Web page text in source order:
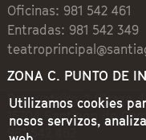
Oficinas: 981 542 461
Entradas: 981 542 349
ZONA C. PUNTO DE
Preguntoiro, 1 (Praza
15704 Santiago de
981 542 462
Utilizamos cookies
nosos servizos,